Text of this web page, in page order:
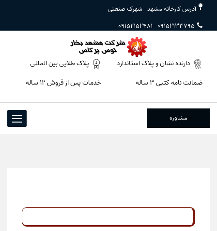
آدرس کارخانه مشهد - شهرک صنعتی
09152133795
-
09152152481
دارنده نشان و پلاک استاندارد
ضمانت نامه کتبی ۳ ساله
پلاک طلایی بین المللی
خدمات پس از فروش ۱۲ ساله
Toggle
مشاوره